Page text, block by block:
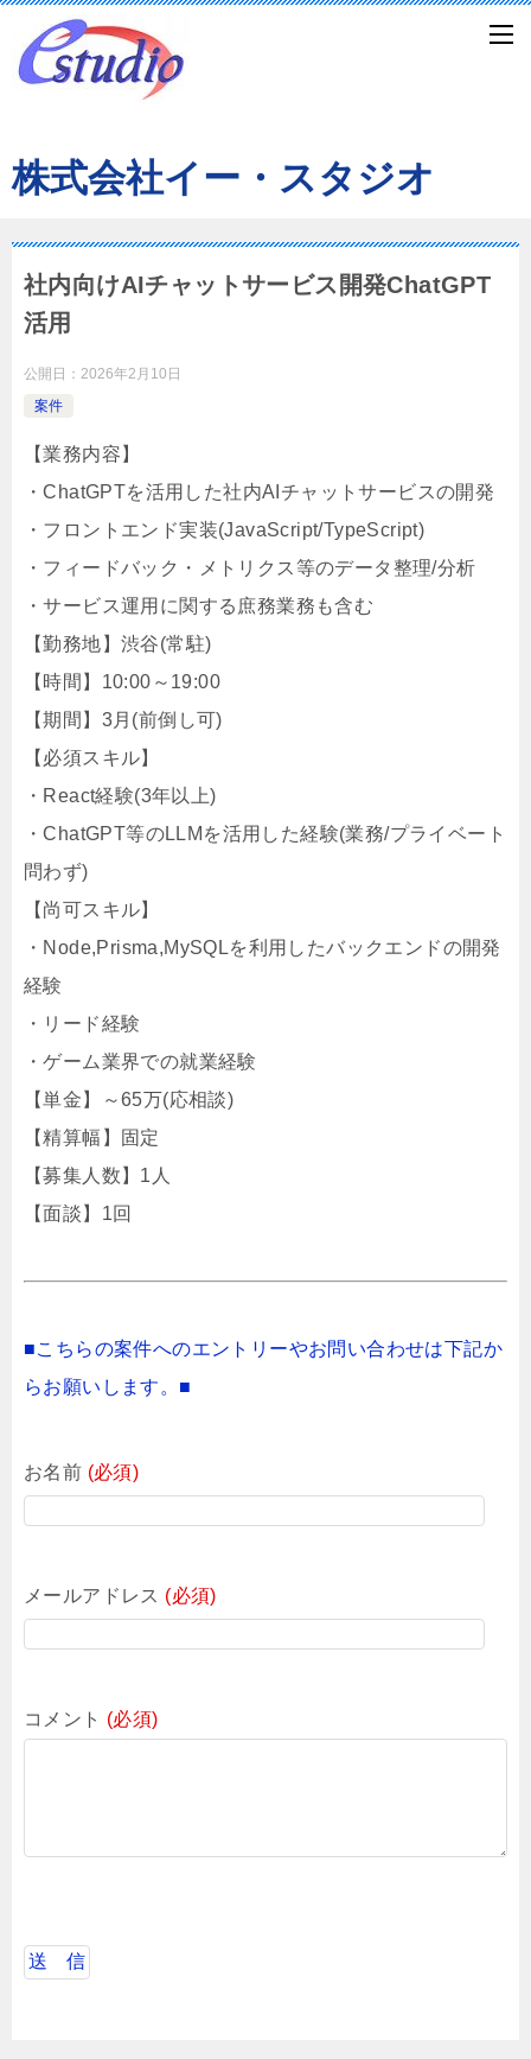
株式会社イー・スタジオ
社内向けAIチャットサービス開発ChatGPT
活用
公開日： 2026年2月10日
案件
【業務内容】
・ChatGPTを活用した社内AIチャットサービスの開発
・フロントエンド実装(JavaScript/TypeScript)
・フィードバック・メトリクス等のデータ整理/分析
・サービス運用に関する庶務業務も含む
【勤務地】渋谷(常駐)
【時間】10:00～19:00
【期間】3月(前倒し可)
【必須スキル】
・React経験(3年以上)
・ChatGPT等のLLMを活用した経験(業務/プライベート
問わず)
【尚可スキル】
・Node,Prisma,MySQLを利用したバックエンドの開発
経験
・リード経験
・ゲーム業界での就業経験
【単金】～65万(応相談)
【精算幅】固定
【募集人数】1人
【面談】1回
■こちらの案件へのエントリーやお問い合わせは下記か
らお願いします。■
お名前 (必須)
メールアドレス (必須)
コメント (必須)